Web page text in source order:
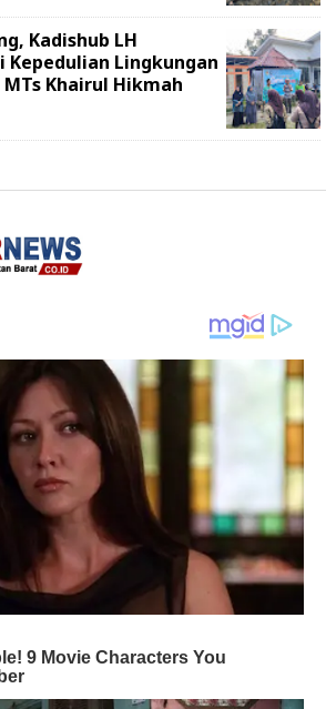
Kadishub LH
Kepedulian Lingkungan
Khairul Hikmah